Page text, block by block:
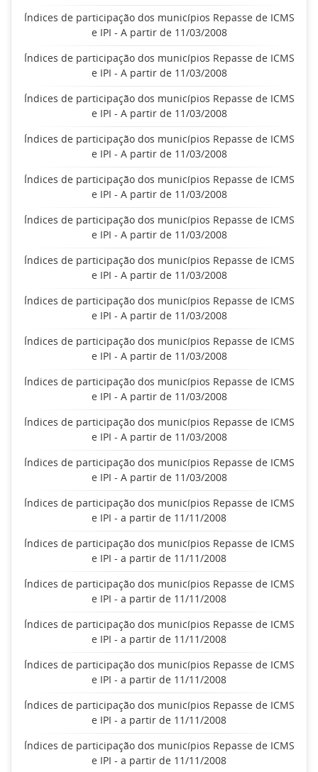
Índices de participação dos municípios Repasse de ICMS
e IPI - A partir de 11/03/2008
Índices de participação dos municípios Repasse de ICMS
e IPI - A partir de 11/03/2008
Índices de participação dos municípios Repasse de ICMS
e IPI - A partir de 11/03/2008
Índices de participação dos municípios Repasse de ICMS
e IPI - A partir de 11/03/2008
Índices de participação dos municípios Repasse de ICMS
e IPI - A partir de 11/03/2008
Índices de participação dos municípios Repasse de ICMS
e IPI - A partir de 11/03/2008
Índices de participação dos municípios Repasse de ICMS
e IPI - A partir de 11/03/2008
Índices de participação dos municípios Repasse de ICMS
e IPI - A partir de 11/03/2008
Índices de participação dos municípios Repasse de ICMS
e IPI - A partir de 11/03/2008
Índices de participação dos municípios Repasse de ICMS
e IPI - A partir de 11/03/2008
Índices de participação dos municípios Repasse de ICMS
e IPI - A partir de 11/03/2008
Índices de participação dos municípios Repasse de ICMS
e IPI - A partir de 11/03/2008
Índices de participação dos municípios Repasse de ICMS
e IPI - a partir de 11/11/2008
Índices de participação dos municípios Repasse de ICMS
e IPI - a partir de 11/11/2008
Índices de participação dos municípios Repasse de ICMS
e IPI - a partir de 11/11/2008
Índices de participação dos municípios Repasse de ICMS
e IPI - a partir de 11/11/2008
Índices de participação dos municípios Repasse de ICMS
e IPI - a partir de 11/11/2008
Índices de participação dos municípios Repasse de ICMS
e IPI - a partir de 11/11/2008
Índices de participação dos municípios Repasse de ICMS
e IPI - a partir de 11/11/2008